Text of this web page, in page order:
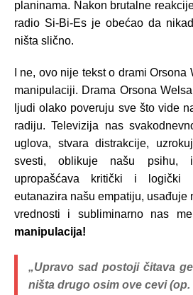
planinama. Nakon brutalne
radio Si-Bi-Es je obećao da
ništa slično.
I ne, ovo nije tekst o drami
manipulaciji. Drama Orsona
ljudi olako poveruju sve što vide
radiju. Televizija nas
uglova, stvara distrakcije,
svesti, oblikuje našu psihu,
upropašćava kritički i logički
eutanazira našu empatiju, usađuje
vrednosti i subliminarno nas
manipulacija!
„Upravo sad postoji čitava
ništa drugo osim ove cevi (op.